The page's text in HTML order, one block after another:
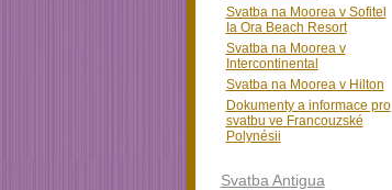
Svatba na Moorea v Sofitel
Ia Ora Beach Resort
Svatba na Moorea v
Intercontinental
Svatba na Moorea v Hilton
Dokumenty a informace pro
svatbu ve Francouzské
Polynésii
Svatba Antigua